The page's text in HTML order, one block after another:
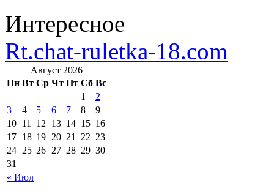
Интересное
Rt.chat-ruletka-18.com
Август 2026
Пн Вт Ср Чт Пт Сб Вс
« Июл
1
2
3
4 5 6 7 8
9
10 11 12 13 14 15 16
17 18 19 20 21 22 23
24 25 26 27 28 29 30
31